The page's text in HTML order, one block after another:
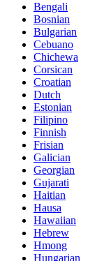
Bengali
Bosnian
Bulgarian
Cebuano
Chichewa
Corsican
Croatian
Dutch
Estonian
Filipino
Finnish
Frisian
Galician
Georgian
Gujarati
Haitian
Hausa
Hawaiian
Hebrew
Hmong
Hungarian